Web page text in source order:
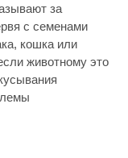
за
с семенами
кошка или
животному это